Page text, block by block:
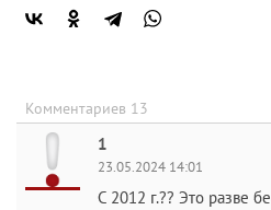
Комментариев 13
1
23.05.2024 14:01
С 2012 г.?? Это разве